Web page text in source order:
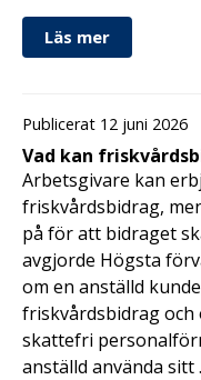
Läs mer
Publicerat 12 juni 2026
Vad kan
Arbetsgivare kan
friskvårdsbidrag,
på för att bidraget
avgjorde Högsta
om en anställd
friskvårdsbidrag och
skattefri
anställd använda sitt